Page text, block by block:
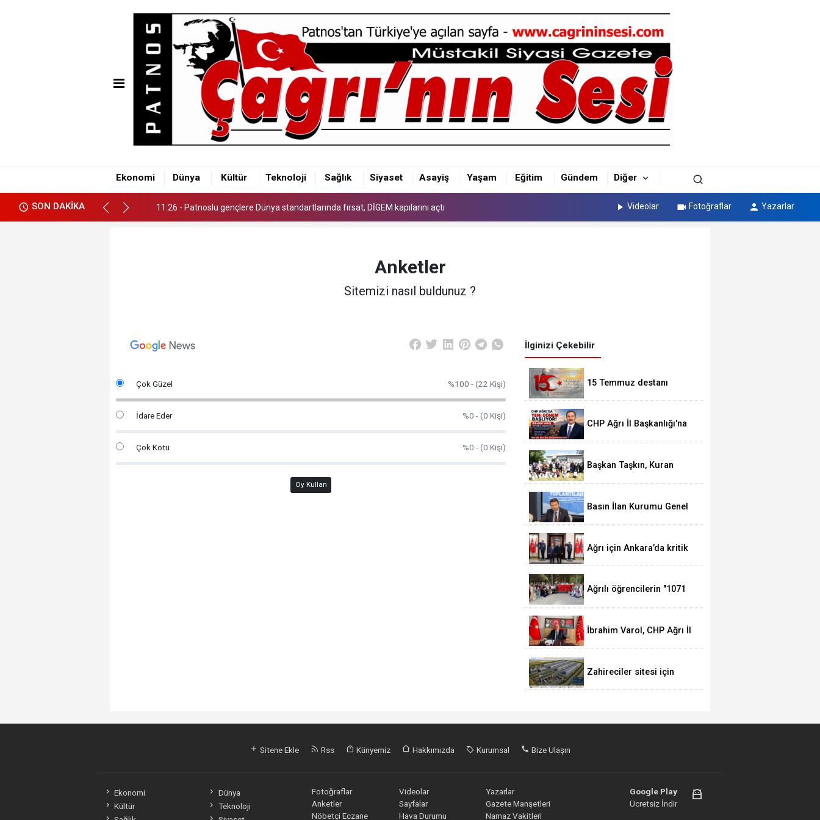
Ekonomi Dünya Kültür Teknoloji Sağlık Siyaset Asayiş Yaşam Eğitim Gündem Diğer
SON DAKİKA
11:26 - Patnoslu gençlere Dünya standartlarında fırsat, DİGEM kapılarını açtı
11:26 - Patnoslu gençlere Dünya standartlarında fırsat, DİGEM kapılarını açtı Videolar Fotoğraflar Yazarlar
Anketler
Sitemizi nasıl buldunuz ?
Çok Güzel %100 - (22 Kişi)
İdare Eder %0 - (0 Kişi)
Çok Kötü %0 - (0 Kişi)
Oy Kullan
İlginizi Çekebilir
15 Temmuz destanı
CHP Ağrı İl Başkanlığı'na
Başkan Taşkın, Kuran
etti
Basın İlan Kurumu Genel
Ağrı için Ankara’da kritik
Ağrılı öğrencilerin "1071
Vizyonuna" eğitim
İbrahim Varol, CHP Ağrı İl
başladı
Zahireciler sitesi için
Sitene Ekle Rss Künyemiz Hakkımızda Kurumsal Bize Ulaşın
Ekonomi
Dünya
Kültür
Teknoloji
Fotoğraflar Videolar
Yazarlar
Anketler
Sayfalar
Gazete Manşetleri
Nöbetçi Eczane
Hava Durumu Namaz Vakitleri
Google Play
Ücretsiz İndir